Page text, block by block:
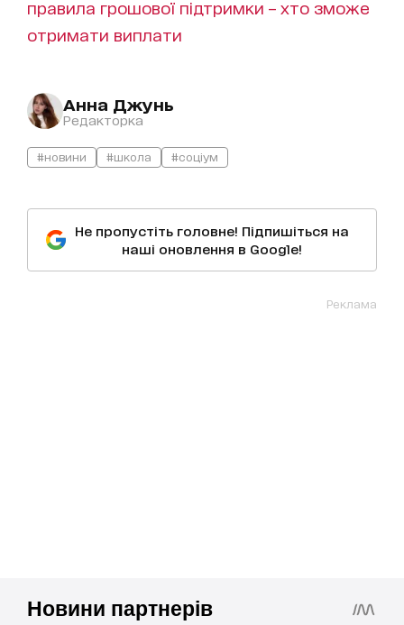
правила грошової підтримки – хто зможе
отримати виплати
Анна Джунь
Редакторка
#новини #школа #соціум
Не пропустіть головне! Підпишіться на
наші оновлення в Google!
Реклама